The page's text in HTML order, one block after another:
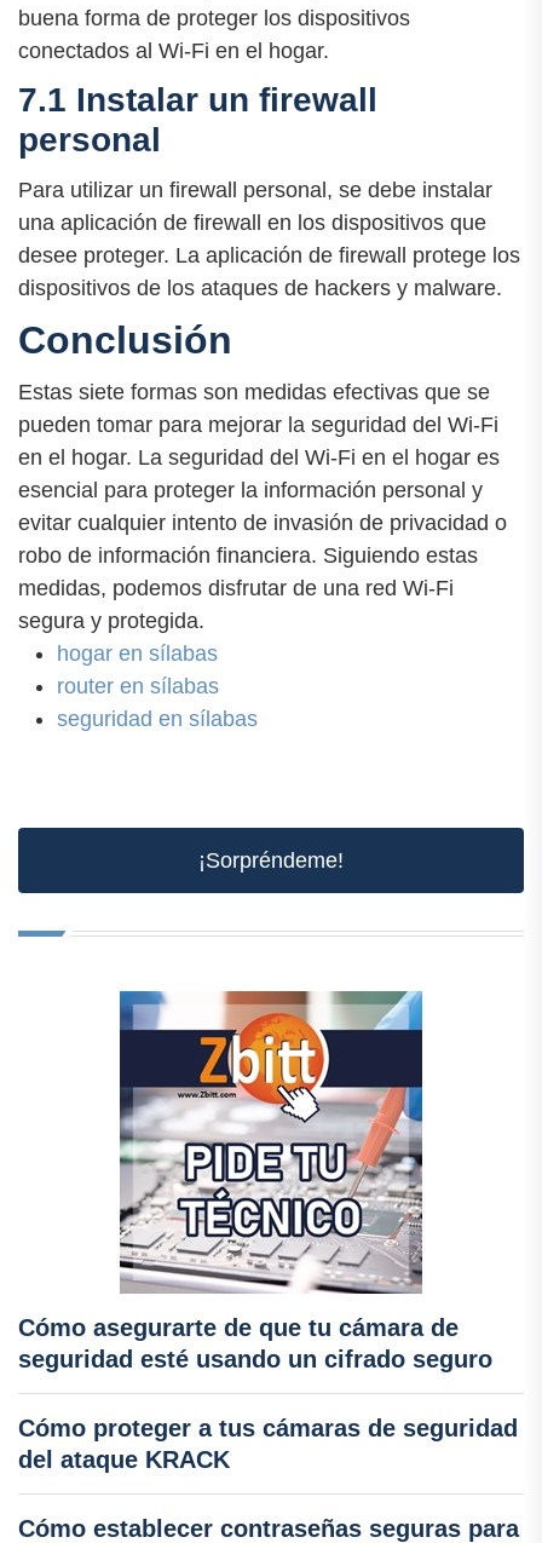
buena forma de proteger los dispositivos
conectados al Wi-Fi en el hogar.
7.1 Instalar un firewall
personal
Para utilizar un firewall personal, se debe instalar
una aplicación de firewall en los dispositivos que
desee proteger. La aplicación de firewall protege los
dispositivos de los ataques de hackers y malware.
Conclusión
Estas siete formas son medidas efectivas que se
pueden tomar para mejorar la seguridad del Wi-Fi
en el hogar. La seguridad del Wi-Fi en el hogar es
esencial para proteger la información personal y
evitar cualquier intento de invasión de privacidad o
robo de información financiera. Siguiendo estas
medidas, podemos disfrutar de una red Wi-Fi
segura y protegida.
hogar en sílabas
router en sílabas
seguridad en sílabas
¡Sorpréndeme!
Cómo asegurarte de que tu cámara de
seguridad esté usando un cifrado seguro
Cómo proteger a tus cámaras de seguridad
del ataque KRACK
Cómo establecer contraseñas seguras para